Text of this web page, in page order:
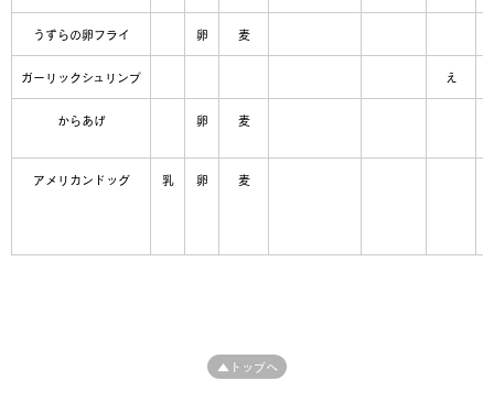
うずらの卵フライ 卵 麦
ガーリックシュリンプ え
からあげ 卵 麦
アメリカンドッグ 乳 卵 麦
▲トップへ